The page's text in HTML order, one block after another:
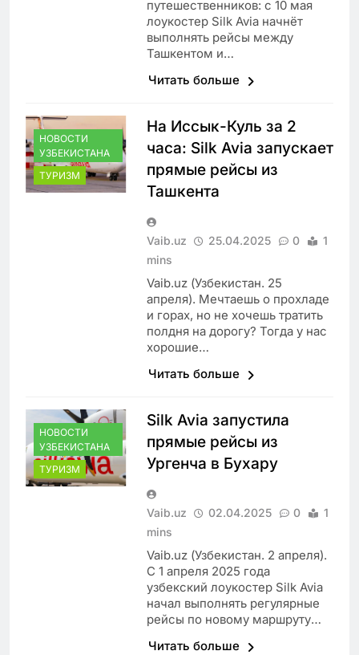
путешественников: с 10 мая
лоукостер Silk Avia начнёт
выполнять рейсы между
Ташкентом и…
Читать больше
НОВОСТИ
УЗБЕКИСТАНА
ТУРИЗМ
На Иссык-Куль за 2
часа: Silk Avia запускает
прямые рейсы из
Ташкента
Vaib.uz 25.04.2025 0
1
mins
Vaib.uz (Узбекистан. 25
апреля). Мечтаешь о прохладе
и горах, но не хочешь тратить
полдня на дорогу? Тогда у нас
хорошие…
Читать больше
НОВОСТИ
УЗБЕКИСТАНА
ТУРИЗМ
Silk Avia запустила
прямые рейсы из
Ургенча в Бухару
Vaib.uz 02.04.2025 0
1
mins
Vaib.uz (Узбекистан. 2 апреля).
С 1 апреля 2025 года
узбекский лоукостер Silk Avia
начал выполнять регулярные
рейсы по новому маршруту…
Читать больше